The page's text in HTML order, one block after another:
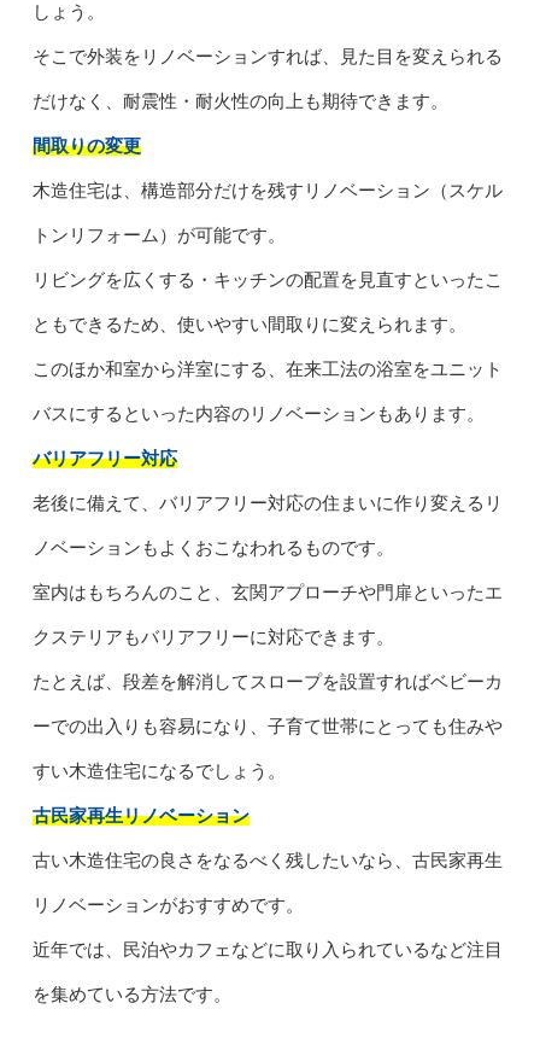
しょう。
そこで外装をリノベーションすれば、見た目を変えられる
だけなく、耐震性・耐火性の向上も期待できます。
間取りの変更
木造住宅は、構造部分だけを残すリノベーション（スケル
トンリフォーム）が可能です。
リビングを広くする・キッチンの配置を見直すといったこ
ともできるため、使いやすい間取りに変えられます。
このほか和室から洋室にする、在来工法の浴室をユニット
バスにするといった内容のリノベーションもあります。
バリアフリー対応
老後に備えて、バリアフリー対応の住まいに作り変えるリ
ノベーションもよくおこなわれるものです。
室内はもちろんのこと、玄関アプローチや門扉といったエ
クステリアもバリアフリーに対応できます。
たとえば、段差を解消してスロープを設置すればベビーカ
ーでの出入りも容易になり、子育て世帯にとっても住みや
すい木造住宅になるでしょう。
古民家再生リノベーション
古い木造住宅の良さをなるべく残したいなら、古民家再生
リノベーションがおすすめです。
近年では、民泊やカフェなどに取り入られているなど注目
を集めている方法です。